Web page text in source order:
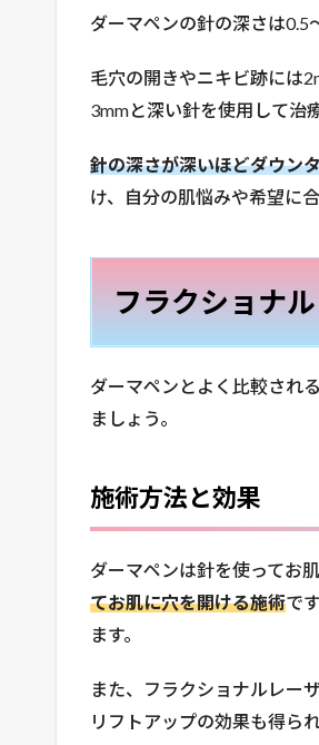
ダーマペンの針の深さは0.5
毛穴の開きやニキビ跡には
3mmと深い針を使用して治
針の深さが深いほどダウン
け、自分の肌悩みや希望に
フラクショナ
ダーマペンとよく比較され
ましょう。
施術方法と効果
ダーマペンは針を使ってお
てお肌に穴を開ける施術で
ます。
また、フラクショナルレー
リフトアップの効果も得られ